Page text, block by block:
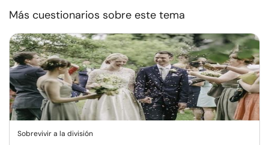
Más cuestionarios sobre este tema
Sobrevivir a la división